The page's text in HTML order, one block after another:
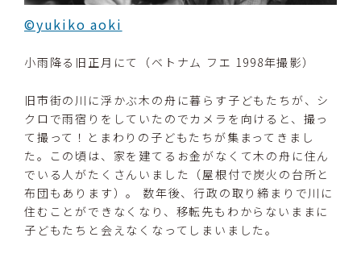
©yukiko aoki
小雨降る旧正月にて（ベトナム フエ 1998年撮影）
旧市街の川に浮かぶ木の舟に暮らす子どもたちが、シ
クロで雨宿りをしていたのでカメラを向けると、撮っ
て撮って！とまわりの子どもたちが集まってきまし
た。この頃は、家を建てるお金がなくて木の舟に住ん
でいる人がたくさんいました（屋根付で炭火の台所と
布団もあります）。 数年後、行政の取り締まりで川に
住むことができなくなり、移転先もわからないままに
子どもたちと会えなくなってしまいました。